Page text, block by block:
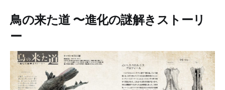
鳥の来た道 〜進化の謎解きストーリ
ー